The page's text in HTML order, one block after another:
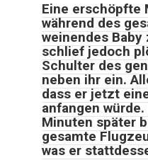
Eine erschöpfte
während des
weinendes
schlief jedoch
Schulter des
neben ihr ein.
dass er jetzt
anfangen
Minuten später
gesamte
was er